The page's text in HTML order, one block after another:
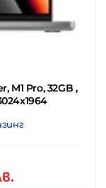
M1 Pro, 32GB ,